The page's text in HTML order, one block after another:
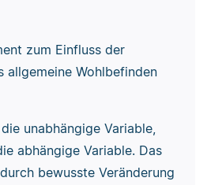
zum Einfluss der
allgemeine Wohlbefinden
unabhängige Variable,
abhängige Variable. Das
bewusste Veränderung